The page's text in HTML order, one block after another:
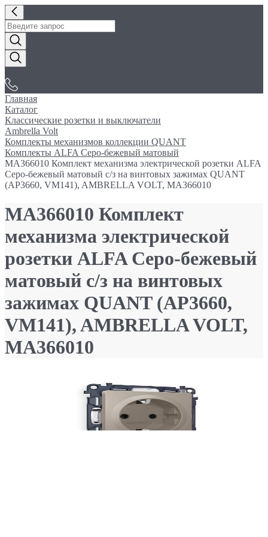
Главная
Каталог
Классические розетки и выключатели
Ambrella Volt
Комплекты механизмов коллекции QUANT
Комплекты ALFA Серо-бежевый матовый
MA366010 Комплект механизма электрической розетки ALFA
Серо-бежевый матовый с/з на винтовых зажимах QUANT
(AP3660, VM141), AMBRELLA VOLT, MA366010
MA366010 Комплект
механизма электрической
розетки ALFA Серо-бежевый
матовый с/з на винтовых
зажимах QUANT (AP3660,
VM141), AMBRELLA VOLT,
MA366010